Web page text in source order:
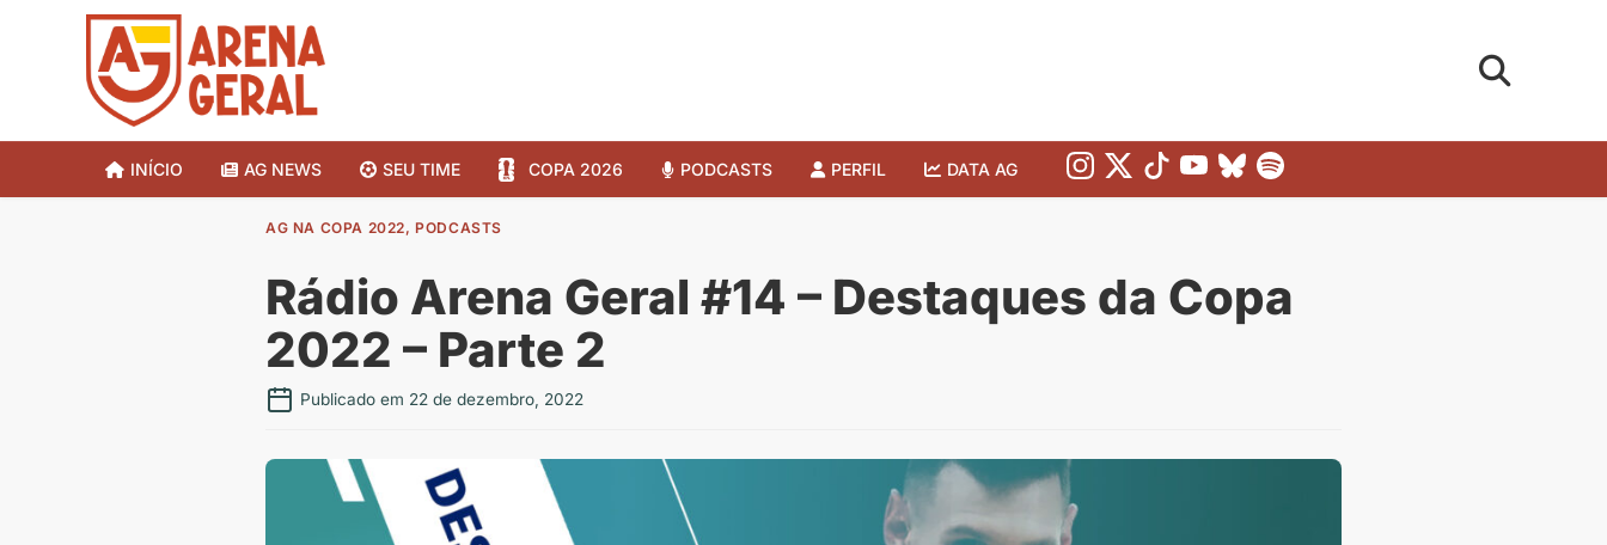
INÍCIO AG NEWS SEU TIME COPA 2026 PODCASTS PERFIL DATA AG
AG NA COPA 2022,PODCASTS
Rádio Arena Geral #14 – Destaques da Copa
2022 – Parte 2
Publicado em 22 de dezembro, 2022